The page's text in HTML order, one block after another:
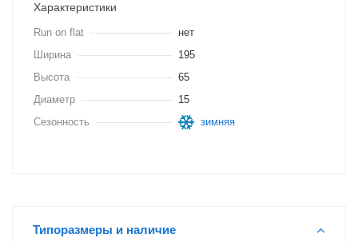
Характеристики
Run on flat
нет
Ширина
195
Высота
65
Диаметр
15
Сезонность
зимняя
Типоразмеры и наличие